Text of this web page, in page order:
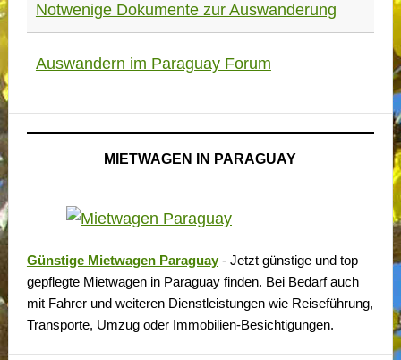
Notwenige Dokumente zur Auswanderung
Auswandern im Paraguay Forum
MIETWAGEN IN PARAGUAY
Günstige Mietwagen Paraguay- Jetzt günstige und top
gepflegte Mietwagen in Paraguay finden. Bei Bedarf auch
mit Fahrer und weiteren Dienstleistungen wie Reiseführung,
Transporte, Umzug oder Immobilien-Besichtigungen.